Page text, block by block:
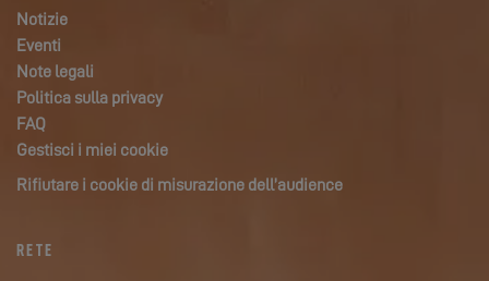
Notizie
Eventi
Note legali
Politica sulla privacy
FAQ
Gestisci i miei cookie
Rifiutare i cookie di misurazione dell’audience
RETE